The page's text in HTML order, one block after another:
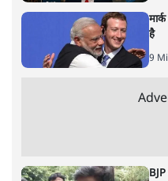
अभिनय की एक
सीकरी
17